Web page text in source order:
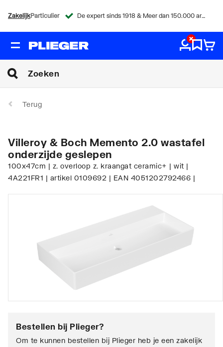
ZakelijkParticulier De expert sinds 1918 & Meer dan 150.000 artikelen
Terug
Villeroy & Boch Memento 2.0 wastafel
onderzijde geslepen
100x47cm | z. overloop z. kraangat ceramic+ | wit |
4A221FR1 | artikel 0109692 | EAN 4051202792466 |
Bestellen bij Plieger?
Om te kunnen bestellen bij Plieger heb je een zakelijk